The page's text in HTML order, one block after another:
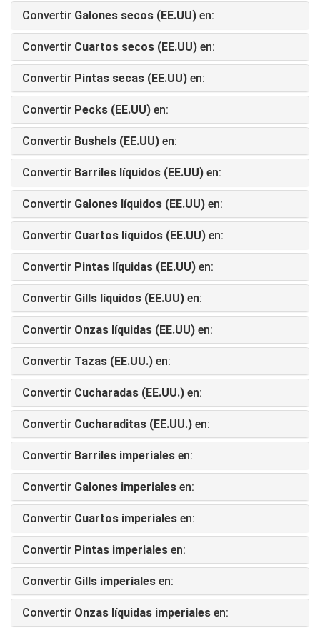
Convertir Galones secos (EE.UU) en:
Convertir Cuartos secos (EE.UU) en:
Convertir Pintas secas (EE.UU) en:
Convertir Pecks (EE.UU) en:
Convertir Bushels (EE.UU) en:
Convertir Barriles líquidos (EE.UU) en:
Convertir Galones líquidos (EE.UU) en:
Convertir Cuartos líquidos (EE.UU) en:
Convertir Pintas líquidas (EE.UU) en:
Convertir Gills líquidos (EE.UU) en:
Convertir Onzas líquidas (EE.UU) en:
Convertir Tazas (EE.UU.) en:
Convertir Cucharadas (EE.UU.) en:
Convertir Cucharaditas (EE.UU.) en:
Convertir Barriles imperiales en:
Convertir Galones imperiales en:
Convertir Cuartos imperiales en:
Convertir Pintas imperiales en:
Convertir Gills imperiales en:
Convertir Onzas líquidas imperiales en: